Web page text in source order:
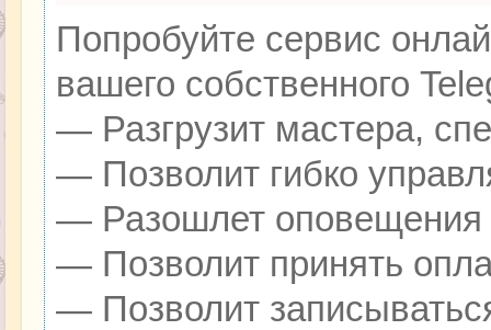
Попробуйте сервис
вашего собственного
— Разгрузит мастера,
— Позволит гибко
— Разошлет оповещения
— Позволит принять
— Позволит